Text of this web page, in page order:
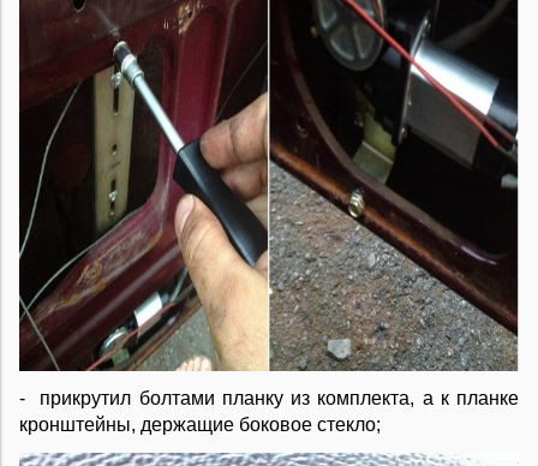
- прикрутил болтами планку из комплекта, а к планке
кронштейны, держащие боковое стекло;